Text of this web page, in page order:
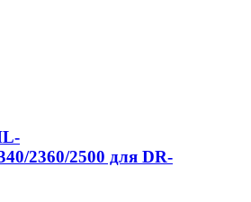
2360/2500 для DR-